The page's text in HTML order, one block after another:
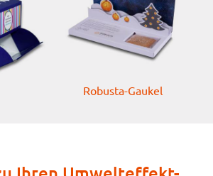
Robusta-Gaukel